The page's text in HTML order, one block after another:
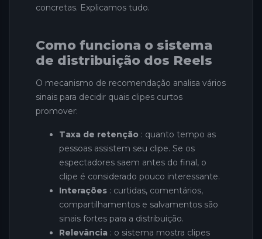
concretas. Explicamos tudo.
Como funciona o sistema
de distribuição dos Reels
O mecanismo de recomendação analisa vários
sinais para decidir quais clipes curtos
promover:
Taxa de retenção : quanto tempo as
pessoas assistem seu clipe. Se os
espectadores saem antes do final, o
clipe é considerado pouco interessante.
Interações : curtidas, comentários,
compartilhamentos e salvamentos são
sinais fortes para a distribuição.
Relevância : o sistema mostra clipes